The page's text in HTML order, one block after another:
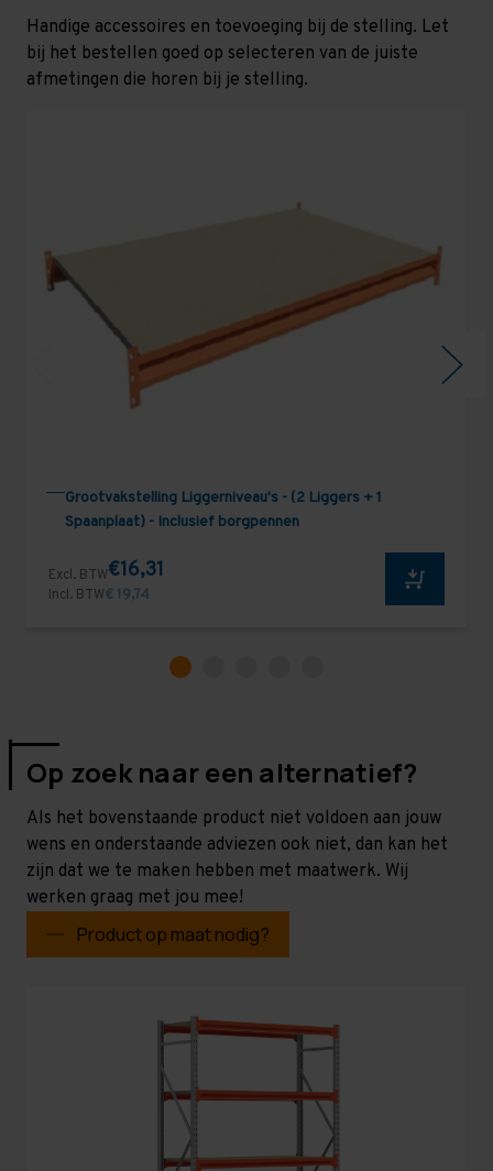
Handige accessoires en toevoeging bij de stelling. Let
bij het bestellen goed op selecteren van de juiste
afmetingen die horen bij je stelling.
Grootvakstelling Liggerniveau's - (2 Liggers + 1
Spaanplaat) - Inclusief borgpennen
Excl. BTW€16,31
Incl. BTW€ 19,74
Op zoek naar een alternatief?
Als het bovenstaande product niet voldoen aan jouw
wens en onderstaande adviezen ook niet, dan kan het
zijn dat we te maken hebben met maatwerk. Wij
werken graag met jou mee!
Product op maat nodig?